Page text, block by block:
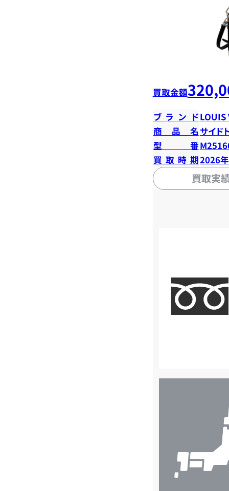
買取金額
ブランドLOUIS
商品名 サイド
型番
買取時期2026
買取実